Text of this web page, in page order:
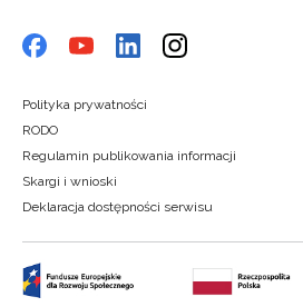
Polityka prywatności
RODO
Regulamin publikowania informacji
Skargi i wnioski
Deklaracja dostępności serwisu